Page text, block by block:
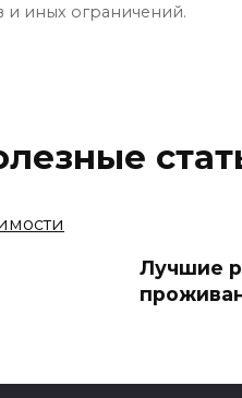
иных ограничений.
Лучшие